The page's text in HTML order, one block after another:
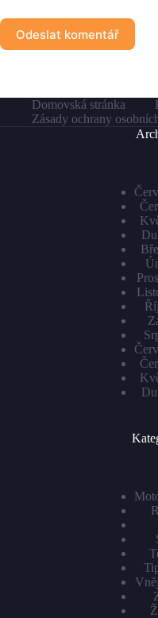
Odeslat komentář
Domovská stránka
Zásady ochrany